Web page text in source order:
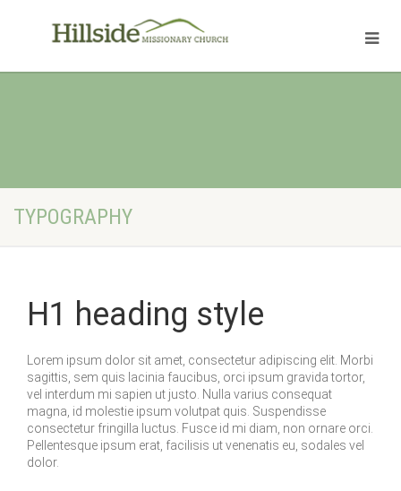
TYPOGRAPHY
H1 heading style
Lorem ipsum dolor sit amet, consectetur adipiscing elit. Morbi
sagittis, sem quis lacinia faucibus, orci ipsum gravida tortor,
vel interdum mi sapien ut justo. Nulla varius consequat
magna, id molestie ipsum volutpat quis. Suspendisse
consectetur fringilla luctus. Fusce id mi diam, non ornare orci.
Pellentesque ipsum erat, facilisis ut venenatis eu, sodales vel
dolor.